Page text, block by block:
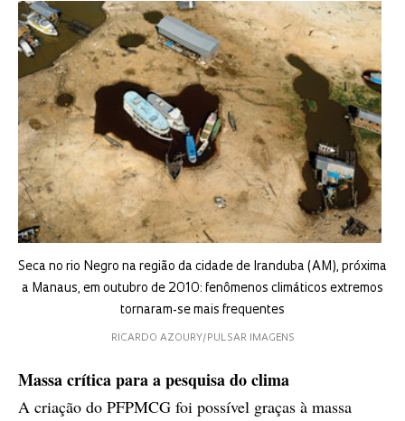
Seca no rio Negro na região da cidade de Iranduba (AM), próxima
a Manaus, em outubro de 2010: fenômenos climáticos extremos
tornaram-se mais frequentes
RICARDO AZOURY/PULSAR IMAGENS
Massa crítica para a pesquisa do clima
A criação do PFPMCG foi possível graças à massa